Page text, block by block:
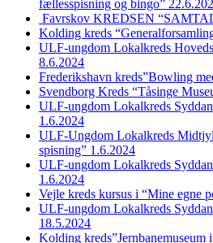
fællesspisning og bingo”
Favrskov KREDSEN
Kolding kreds
ULF-ungdom Lokalkreds
8.6.2024
Frederikshavn kreds”Bowling
Svendborg Kreds “Tåsinge
ULF-ungdom Lokalkreds
1.6.2024
ULF-Ungdom Lokalkreds
spisning” 1.6.2024
ULF-ungdom Lokalkreds
1.6.2024
Vejle kreds kursus i “Mine egne
ULF-ungdom Lokalkreds
18.5.2024
Kolding kreds”Jernbanemuseum